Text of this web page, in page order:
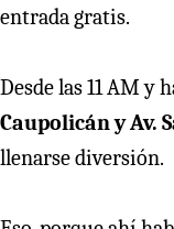
entrada gratis.
Desde las 11 AM y
Caupolicán y Av.
llenarse diversión.